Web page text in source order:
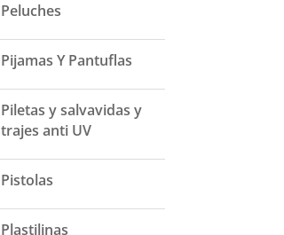
Peluches
Pijamas Y Pantuflas
Piletas y salvavidas y
trajes anti UV
Pistolas
Plastilinas